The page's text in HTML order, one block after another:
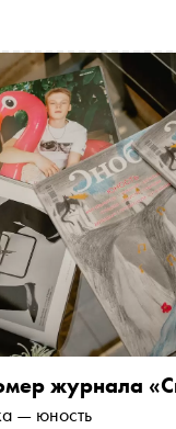
рассказывает,
журнала
— юность